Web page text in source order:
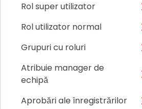
Rol super utilizator
Rol utilizator normal
Grupuri cu roluri
Atribuie manager de
echipă
Aprobări ale înregistrărilor